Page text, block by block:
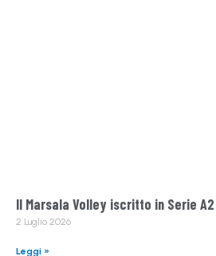
Il Marsala Volley iscritto in Serie
2 Luglio 2026
Leggi »